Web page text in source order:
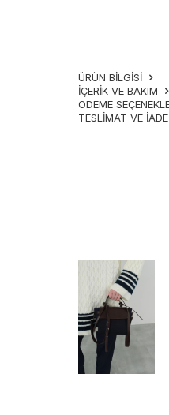
ÜRÜN BİLGİSİ
İÇERIK VE BAKIM
ÖDEME
TESLIMAT VE İADE